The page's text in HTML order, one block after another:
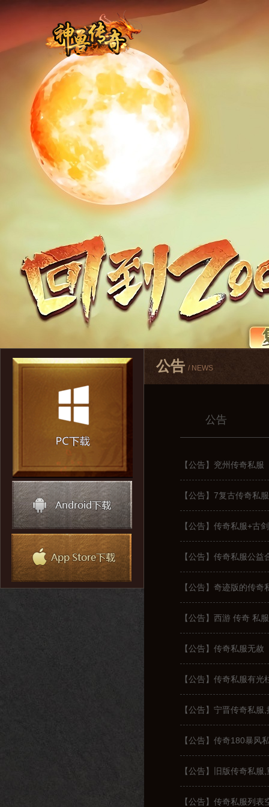
公告 / NEWS
公告
【公告】兖州传奇私服
【公告】7复古传奇私
【公告】传奇私服+古
【公告】传奇私服公
【公告】奇迹版的传
【公告】西游 传奇 私
【公告】传奇私服无赦
【公告】传奇私服有光
【公告】宁晋传奇私
【公告】传奇180暴风
【公告】旧版传奇私
【公告】传奇私服列